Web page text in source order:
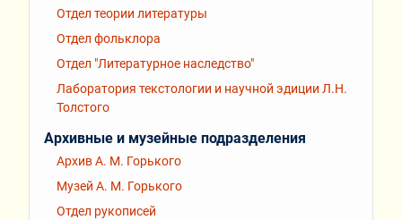
Отдел теории литературы
Отдел фольклора
Отдел "Литературное наследство"
Лаборатория текстологии и научной эдиции Л.Н.
Толстого
Архивные и музейные подразделения
Архив А. М. Горького
Музей А. М. Горького
Отдел рукописей